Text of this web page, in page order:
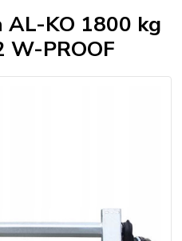
AL-KO 1800 kg
W-PROOF